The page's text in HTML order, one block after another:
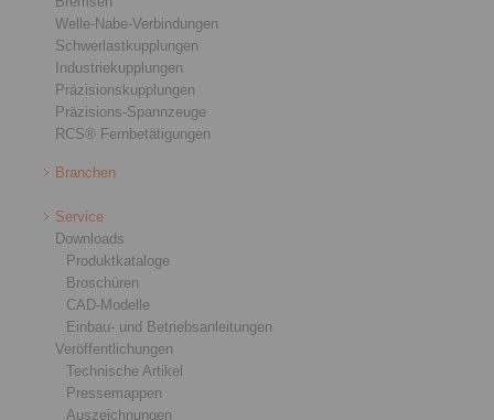
Welle-Nabe-Verbindungen
Schwerlastkupplungen
Industriekupplungen
Präzisionskupplungen
Präzisions-Spannzeuge
RCS® Fernbetätigungen
Branchen
Service
Downloads
Produktkataloge
Broschüren
CAD-Modelle
Einbau- und Betriebsanleitungen
Veröffentlichungen
Technische Artikel
Pressemappen
Auszeichnungen